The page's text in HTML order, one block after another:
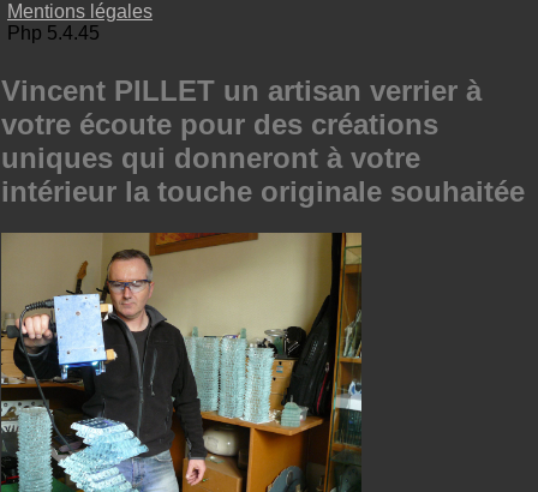
Mentions légales
Php 5.4.45
Vincent PILLET un artisan verrier à
votre écoute pour des créations
uniques qui donneront à votre
intérieur la touche originale souhaitée